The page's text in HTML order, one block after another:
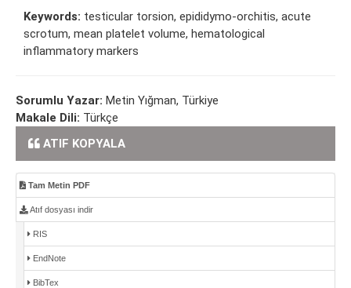
Keywords: testicular torsion, epididymo-orchitis, acute
scrotum, mean platelet volume, hematological
inflammatory markers
Sorumlu Yazar: Metin Yığman, Türkiye
Makale Dili: Türkçe
ATIF KOPYALA
Tam Metin PDF
Atıf dosyası indir
RIS
EndNote
BibTex